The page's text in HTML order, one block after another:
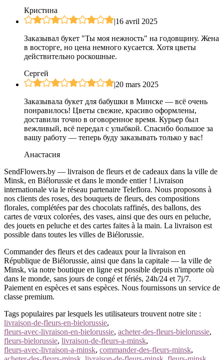
Кристина
|16 avril 2025
Заказывал букет "Ты моя нежность" на годовщину. Жена
в восторге, но цена немного кусается. Хотя цветы
действительно роскошные.
Сергей
|20 mars 2025
Заказывала букет для бабушки в Минске — всё очень
понравилось! Цветы свежие, красиво оформлены,
доставили точно в оговоренное время. Курьер был
вежливый, всё передал с улыбкой. Спасибо большое за
вашу работу — теперь буду заказывать только у вас!
Анастасия
SendFlowers.by — livraison de fleurs et de cadeaux dans la ville de
Minsk, en Biélorussie et dans le monde entier ! Livraison
internationale via le réseau partenaire Teleflora. Nous proposons à
nos clients des roses, des bouquets de fleurs, des compositions
florales, complétées par des chocolats raffinés, des ballons, des
cartes de vœux colorées, des vases, ainsi que des ours en peluche,
des jouets en peluche et des cartes faites à la main. La livraison est
possible dans toutes les villes de Biélorussie.
Commander des fleurs et des cadeaux pour la livraison en
République de Biélorussie, ainsi que dans la capitale — la ville de
Minsk, via notre boutique en ligne est possible depuis n'importe où
dans le monde, sans jours de congé et fériés, 24h/24 et 7j/7.
Paiement en espèces et sans espèces. Nous fournissons un service de
classe premium.
Tags populaires par lesquels les utilisateurs trouvent notre site :
livraison-de-fleurs-en-bielorussie,
fleurs-avec-livraison-en-bielorussie, acheter-des-fleurs-bielorussie,
fleurs-bielorussie, livraison-de-fleurs-a-minsk,
fleurs-avec-livraison-a-minsk, commander-des-fleurs-minsk,